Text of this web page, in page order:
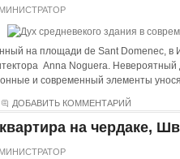
на площади de Sant Domenec, в
Anna Noguera.
и современный элементы
ДОБАВИТЬ КОММЕНТАРИЙ
на чердаке,